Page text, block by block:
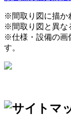
※間取り図に描か
※間取り図と異な
※仕様・設備の画
す。